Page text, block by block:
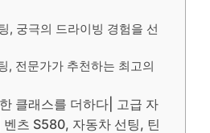
, 궁극의 드라이빙 경험을 선
, 전문가가 추천하는 최고의
클래스를 더하다| 고급 자
츠 S580, 자동차 선팅, 틴